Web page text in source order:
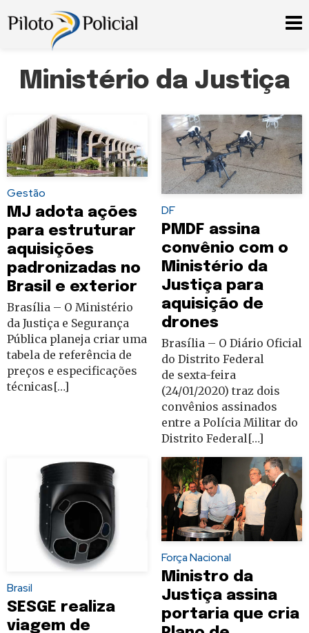
Ministério da Justiça
Gestão
MJ adota ações
para estruturar
aquisições
padronizadas no
Brasil e exterior
Brasília – O Ministério
da Justiça e Segurança
Pública planeja criar uma
tabela de referência de
preços e especificações
técnicas[…]
DF
PMDF assina
convênio com o
Ministério da
Justiça para
aquisição de
drones
Brasília – O Diário Oficial
do Distrito Federal
de sexta-feira
(24/01/2020) traz dois
convênios assinados
entre a Polícia Militar do
Distrito Federal[…]
Brasil
SESGE realiza
viagem de
Força Nacional
Ministro da
Justiça assina
portaria que cria